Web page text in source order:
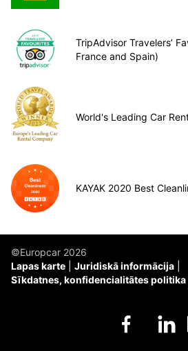
TripAdvisor Travelers’
France and Spain)
World's Leading Car
KAYAK 2020 Best
©Europcar 2026
Lapas karte
Juridiskā informācija
Sīkdatnes, konfidencialitātes politika